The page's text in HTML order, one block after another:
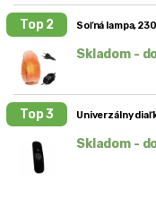
Top 2 Soľná lampa,
Skladom -
Top 3 Univerzálny
Skladom -